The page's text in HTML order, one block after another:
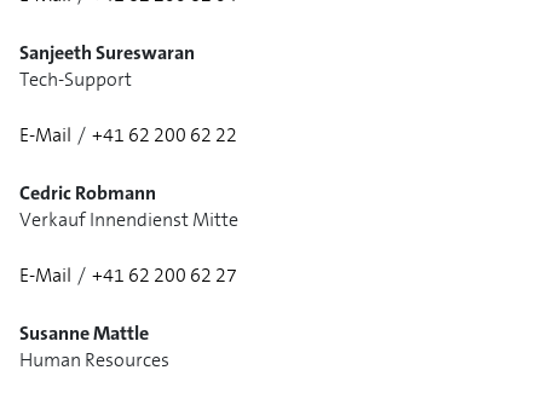
Sanjeeth Sureswaran
Tech-Support
E-Mail / +41 62 200 62 22
Cedric Robmann
Verkauf Innendienst Mitte
E-Mail / +41 62 200 62 27
Susanne Mattle
Human Resources